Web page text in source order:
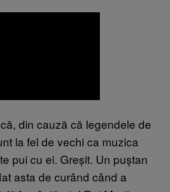
din cauză că legendele de
la fel de vechi ca muzica
pui cu ei. Greșit. Un puștan
asta de curând când a